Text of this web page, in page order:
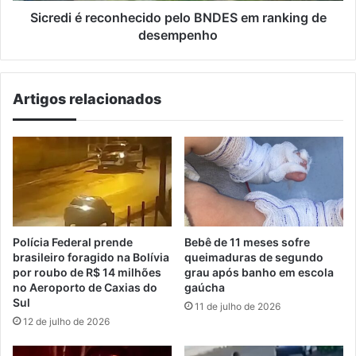
Sicredi é reconhecido pelo BNDES em ranking de
desempenho
Artigos relacionados
Polícia Federal prende
brasileiro foragido na Bolívia
por roubo de R$ 14 milhões
no Aeroporto de Caxias do
Sul
12 de julho de 2026
Bebê de 11 meses sofre
queimaduras de segundo
grau após banho em escola
gaúcha
11 de julho de 2026